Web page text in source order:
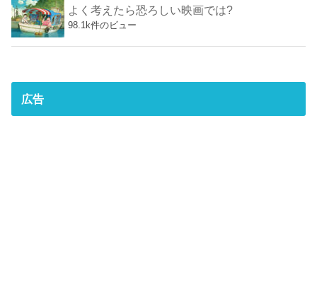
よく考えたら恐ろしい映画では?
98.1k件のビュー
広告